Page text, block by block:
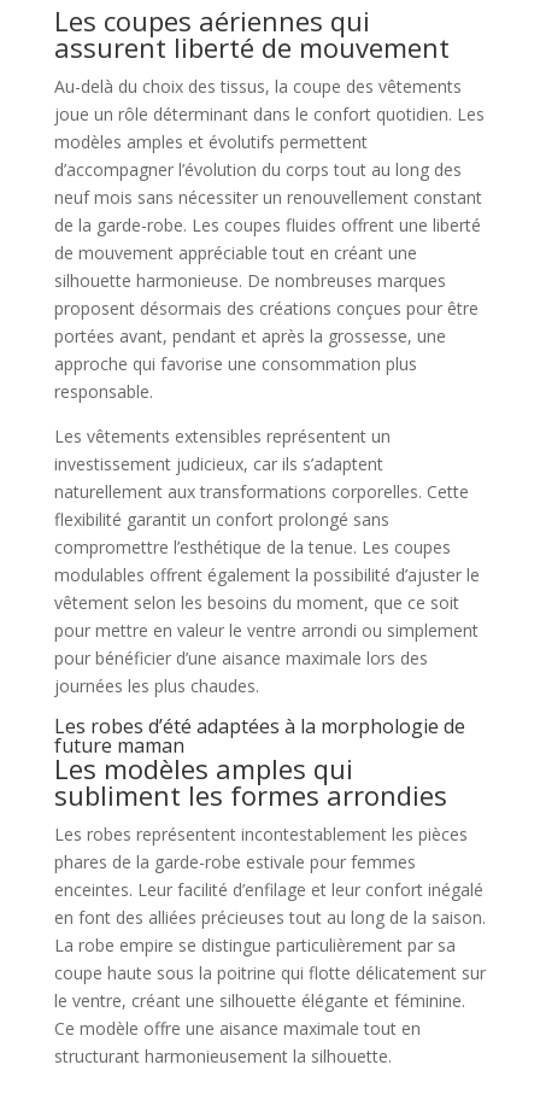
Les coupes aériennes qui
assurent liberté de mouvement
Au-delà du choix des tissus, la coupe des vêtements
joue un rôle déterminant dans le confort quotidien. Les
modèles amples et évolutifs permettent
d’accompagner l’évolution du corps tout au long des
neuf mois sans nécessiter un renouvellement constant
de la garde-robe. Les coupes fluides offrent une liberté
de mouvement appréciable tout en créant une
silhouette harmonieuse. De nombreuses marques
proposent désormais des créations conçues pour être
portées avant, pendant et après la grossesse, une
approche qui favorise une consommation plus
responsable.
Les vêtements extensibles représentent un
investissement judicieux, car ils s’adaptent
naturellement aux transformations corporelles. Cette
flexibilité garantit un confort prolongé sans
compromettre l’esthétique de la tenue. Les coupes
modulables offrent également la possibilité d’ajuster le
vêtement selon les besoins du moment, que ce soit
pour mettre en valeur le ventre arrondi ou simplement
pour bénéficier d’une aisance maximale lors des
journées les plus chaudes.
Les robes d’été adaptées à la morphologie de
future maman
Les modèles amples qui
subliment les formes arrondies
Les robes représentent incontestablement les pièces
phares de la garde-robe estivale pour femmes
enceintes. Leur facilité d’enfilage et leur confort inégalé
en font des alliées précieuses tout au long de la saison.
La robe empire se distingue particulièrement par sa
coupe haute sous la poitrine qui flotte délicatement sur
le ventre, créant une silhouette élégante et féminine.
Ce modèle offre une aisance maximale tout en
structurant harmonieusement la silhouette.